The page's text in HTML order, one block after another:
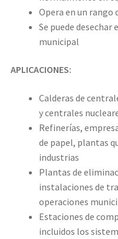
Opera en un rango
Se puede desechar
municipal
APLICACIONES:
Calderas de
y centrales
Refinerías,
de papel, plantas
industrias
Plantas de
instalaciones de
operaciones
Estaciones de
incluidos los